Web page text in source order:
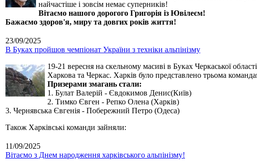
найчастіше і зовсім немає суперників!
Вітаємо нашого дорогого Григорія із Ювілеєм!
Бажаємо здоров'я, миру та довгих років життя!
23/09/2025
В Буках пройшов чемпіонат України з техніки альпінізму
19-21 вересня на скельному масиві в Буках Черкаської
Харкова та Черкас. Харків було представлено трьома
Призерами змагань стали:
1. Булат Валерій - Євдокимов Денис(Київ)
2. Тимко Євген - Репко Олена (Харків)
3. Чернявська Євгенія - Побережний Петро (Одеса)
Також Харківські команди зайняли:
11/09/2025
Вітаємо з Днем народження харківського альпінізму!